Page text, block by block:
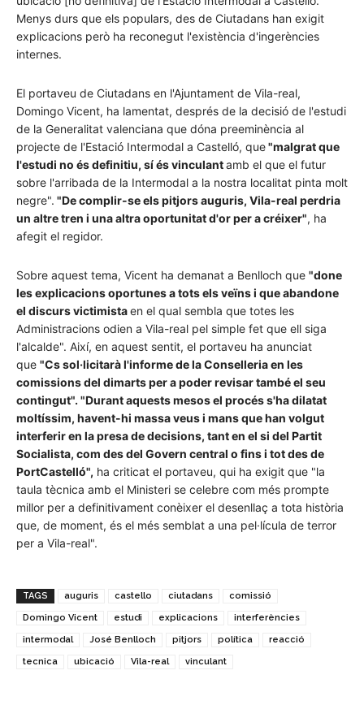
Menys durs que els populars, des de Ciutadans han exigit
explicacions però ha reconegut l'existència d'ingerències
internes.
El portaveu de Ciutadans en l'Ajuntament de Vila-real,
Domingo Vicent, ha lamentat, després de la decisió de l'estudi
de la Generalitat valenciana que dóna preeminència al
projecte de l'Estació Intermodal a Castelló, que"malgrat que
l'estudi no és definitiu, sí és vinculantamb el que el futur
sobre l'arribada de la Intermodal a la nostra localitat pinta molt
negre". "De complir-se els pitjors auguris, Vila-real perdria
un altre tren i una altra oportunitat d'or per a créixer", ha
afegit el regidor.
Sobre aquest tema, Vicent ha demanat a Benlloch que "done
les explicacions oportunes a tots els veïns i que abandone
el discurs victimistaen el qual sembla que totes les
Administracions odien a Vila-real pel simple fet que ell siga
l'alcalde". Així, en aquest sentit, el portaveu ha anunciat
que "Cs sol·licitarà l'informe de la Conselleria en les
comissions del dimarts per a poder revisar també el seu
contingut". "Durant aquests mesos el procés s'ha dilatat
moltíssim, havent-hi massa veus i mans que han volgut
interferir en la presa de decisions, tant en el si del Partit
Socialista, com des del Govern central o fins i tot des de
PortCastelló", ha criticat el portaveu, qui ha exigit que "la
taula tècnica amb el Ministeri se celebre com més prompte
millor per a definitivament conèixer el desenllaç a tota història
que, de moment, és el més semblat a una pel·lícula de terror
per a Vila-real".
TAGS auguris castello ciutadans comissió
Domingo Vicent estudi explicacions interferències
intermodal José Benlloch pitjors política reacció
tecnica ubicació Vila-real vinculant